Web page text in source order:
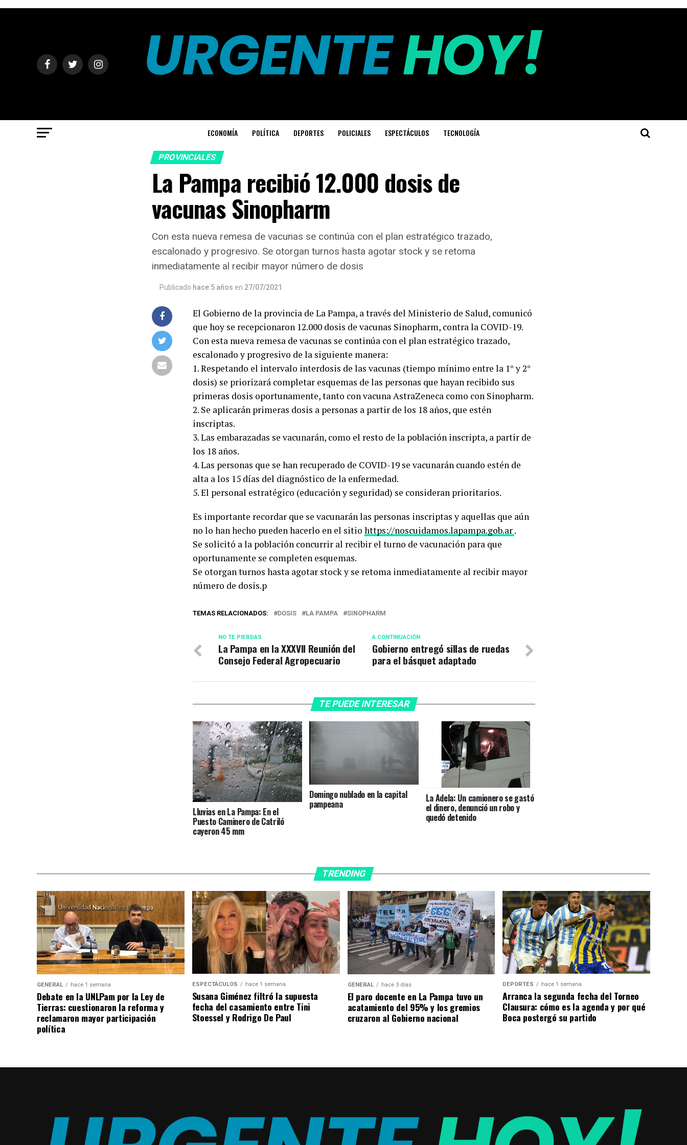
ECONOMÍA POLÍTICA DEPORTES POLICIALES ESPECTÁCULOS TECNOLOGÍA
PROVINCIALES
La Pampa recibió 12.000 dosis de
vacunas Sinopharm
Con esta nueva remesa de vacunas se continúa con el plan estratégico trazado,
escalonado y progresivo. Se otorgan turnos hasta agotar stock y se retoma
inmediatamente al recibir mayor número de dosis
Publicado hace 5 años en 27/07/2021
El Gobierno de la provincia de La Pampa, a través del Ministerio de Salud, comunicó
que hoy se recepcionaron 12.000 dosis de vacunas Sinopharm, contra la COVID-19.
Con esta nueva remesa de vacunas se continúa con el plan estratégico trazado,
escalonado y progresivo de la siguiente manera:
1. Respetando el intervalo interdosis de las vacunas (tiempo mínimo entre la 1° y 2°
dosis) se priorizará completar esquemas de las personas que hayan recibido sus
primeras dosis oportunamente, tanto con vacuna AstraZeneca como con Sinopharm.
2. Se aplicarán primeras dosis a personas a partir de los 18 años, que estén
inscriptas.
3. Las embarazadas se vacunarán, como el resto de la población inscripta, a partir de
los 18 años.
4. Las personas que se han recuperado de COVID-19 se vacunarán cuando estén de
alta a los 15 días del diagnóstico de la enfermedad.
5. El personal estratégico (educación y seguridad) se consideran prioritarios.
Es importante recordar que se vacunarán las personas inscriptas y aquellas que aún
no lo han hecho pueden hacerlo en el sitio https://noscuidamos.lapampa.gob.ar.
Se solicitó a la población concurrir al recibir el turno de vacunación para que
oportunamente se completen esquemas.
Se otorgan turnos hasta agotar stock y se retoma inmediatamente al recibir mayor
número de dosis.p
TEMAS RELACIONADOS: DOSIS LA PAMPA SINOPHARM
A CONTINUACIÓN
Gobierno entregó sillas de ruedas
para el básquet adaptado
NO TE PIERDAS
La Pampa en la XXXVII Reunión del
Consejo Federal Agropecuario
TE PUEDE INTERESAR
Lluvias en La Pampa: En el
Puesto Caminero de Catriló
cayeron 45 mm
Domingo nublado en la capital
pampeana La Adela: Un camionero se gastó
el dinero, denunció un robo y
quedó detenido
TRENDING
GENERAL hace 1 semana
Debate en la UNLPam por la Ley de
Tierras: cuestionaron la reforma y
reclamaron mayor participación
política
ESPECTÁCULOS hace 1 semana
Susana Giménez filtró la supuesta
fecha del casamiento entre Tini
Stoessel y Rodrigo De Paul
GENERAL hace 3 días
El paro docente en La Pampa tuvo un
acatamiento del 95% y los gremios
cruzaron al Gobierno nacional
DEPORTES hace 1 semana
Arranca la segunda fecha del Torneo
Clausura: cómo es la agenda y por qué
Boca postergó su partido